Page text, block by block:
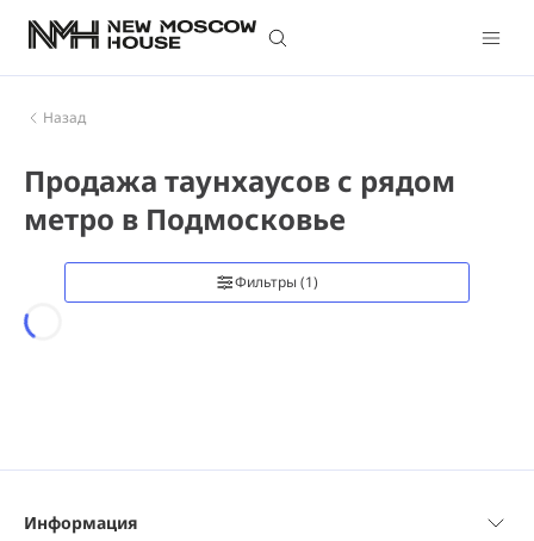
Назад
Продажа таунхаусов с рядом
метро в Подмосковье
Фильтры (1)
Loading...
Информация